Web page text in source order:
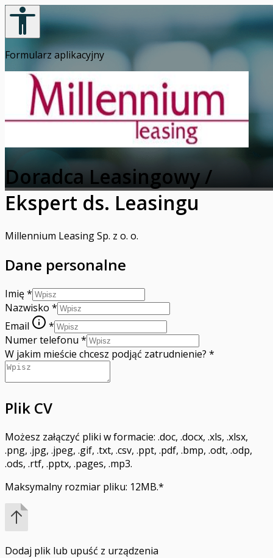
Formularz aplikacyjny
Doradca Leasingowy /
Ekspert ds. Leasingu
Millennium Leasing Sp. z o. o.
Dane personalne
Imię*
Nazwisko *
Email
*
Numer telefonu *
W jakim mieście chcesz podjąć zatrudnienie? *
Plik CV
Możesz załączyć pliki w formacie: .doc, .docx, .xls, .xlsx,
.png, .jpg, .jpeg, .gif, .txt, .csv, .ppt, .pdf, .bmp, .odt, .odp,
.ods, .rtf, .pptx, .pages, .mp3.
Maksymalny rozmiar pliku: 12MB.*
Dodaj plik lub upuść z urządzenia